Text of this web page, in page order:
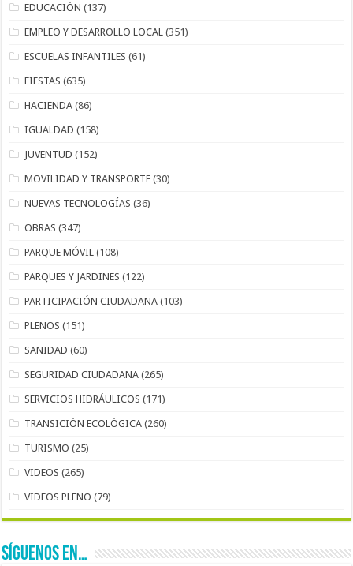
EDUCACIÓN (137)
EMPLEO Y DESARROLLO LOCAL (351)
ESCUELAS INFANTILES (61)
FIESTAS (635)
HACIENDA (86)
IGUALDAD (158)
JUVENTUD (152)
MOVILIDAD Y TRANSPORTE (30)
NUEVAS TECNOLOGÍAS (36)
OBRAS (347)
PARQUE MÓVIL (108)
PARQUES Y JARDINES (122)
PARTICIPACIÓN CIUDADANA (103)
PLENOS (151)
SANIDAD (60)
SEGURIDAD CIUDADANA (265)
SERVICIOS HIDRÁULICOS (171)
TRANSICIÓN ECOLÓGICA (260)
TURISMO (25)
VIDEOS (265)
VIDEOS PLENO (79)
SÍGUENOS EN…